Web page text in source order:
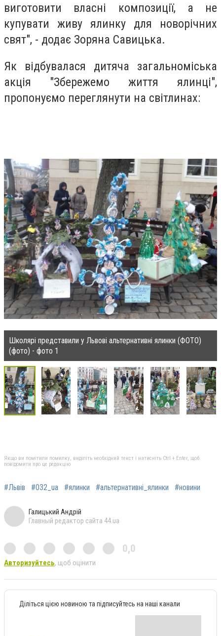
виготовити власні композиції, а не
купувати живу ялинку для новорічних
свят", - додає Зоряна Савицька.
Як відбувалася дитяча загальноміська
акція "Збережемо життя ялинці",
пропонуємо переглянути на світлинах:
Школярі представили у Львові альтернативні ялинки (ФОТО)
(фото) - фото 1
Якщо ви помітили помилку, виділіть необхідний текст і натисніть Ctrl + Enter, щоб
повідомити про це редакцію
#Львів #032_ua #ялинки #альтернативні_ялинки #новини
Галицький Андрій
Главный редактор сайта 44.ua
0,0
Авторизуйтесь, щоб оцінити
Діліться цією новиною та підписуйтесь на наші канали